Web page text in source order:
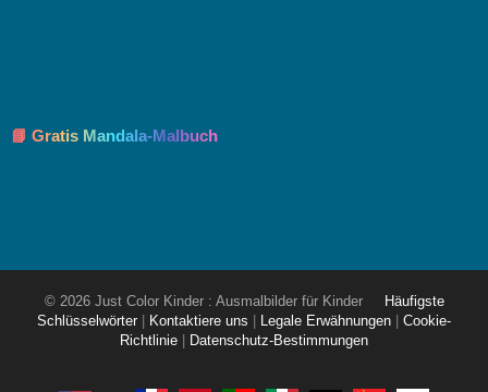
📘 Gratis Mandala-Malbuch
© 2026 Just Color Kinder : Ausmalbilder für Kinder
Häufigste
Schlüsselwörter
Kontaktiere uns Legale Erwähnungen
Cookie-
Richtlinie
Datenschutz-Bestimmungen